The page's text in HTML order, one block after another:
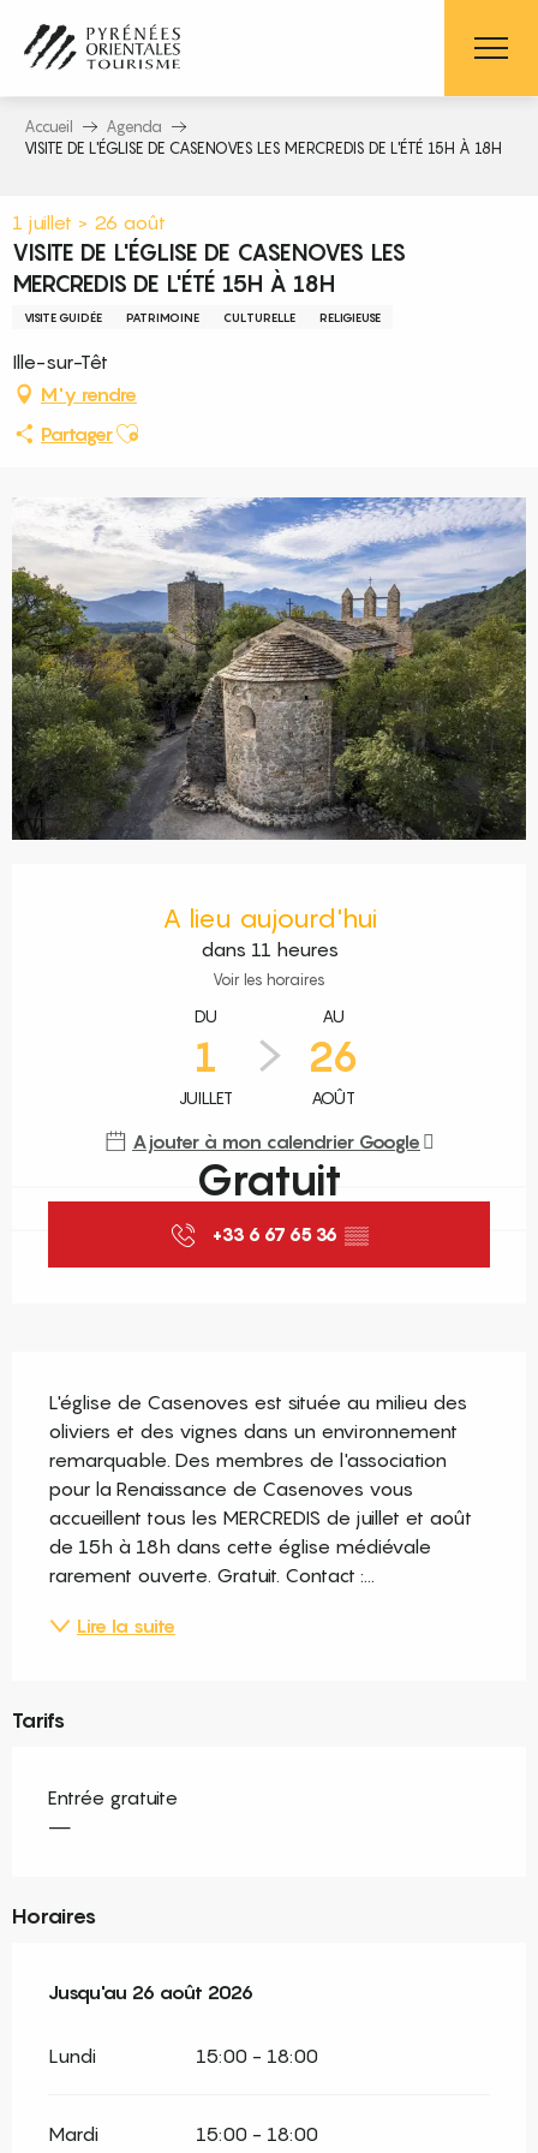
contenu
principal
Accueil
Agenda
VISITE DE L'ÉGLISE DE CASENOVES LES MERCREDIS DE L'ÉTÉ 15H À 18H
1 juillet > 26 août
VISITE DE L'ÉGLISE DE CASENOVES LES
MERCREDIS DE L'ÉTÉ 15H À 18H
VISITE GUIDÉE PATRIMOINE CULTURELLE RELIGIEUSE
Ille-sur-Têt
M'y rendre
PartagerAjouter aux favoris
A lieu aujourd'hui
dans 11 heures
Voir les horaires
DU
1
JUILLET
AU
26
AOÛT
Ajouter à mon calendrier Google
Gratuit
+33 6 67 65 36 ▒▒
L'église de Casenoves est située au milieu des
oliviers et des vignes dans un environnement
remarquable. Des membres de l'association
pour la Renaissance de Casenoves vous
accueillent tous les MERCREDIS de juillet et août
de 15h à 18h dans cette église médiévale
rarement ouverte. Gratuit. Contact :...
Lire la suite
Tarifs
Entrée gratuite
—
Horaires
Du1 juillet 2026au26 août 2026
Jusqu'au 26 août 2026
Lundi 15:00 - 18:00
Mardi 15:00 - 18:00